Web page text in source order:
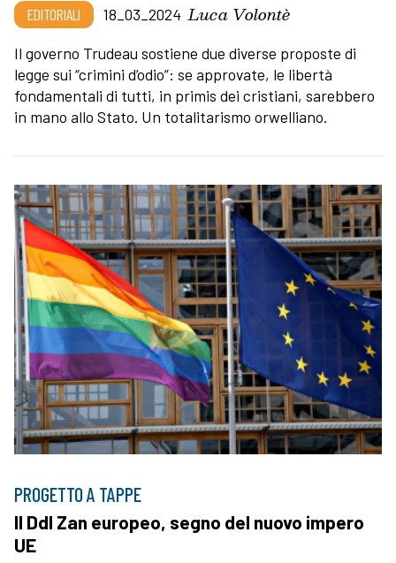
EDITORIALI 18_03_2024 Luca Volontè
Il governo Trudeau sostiene due diverse proposte di
legge sui “crimini d’odio”: se approvate, le libertà
fondamentali di tutti, in primis dei cristiani, sarebbero
in mano allo Stato. Un totalitarismo orwelliano.
PROGETTO A TAPPE
Il Ddl Zan europeo, segno del nuovo impero
UE